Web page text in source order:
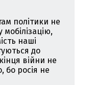
політики не
наші
до
війни не
бо росія не